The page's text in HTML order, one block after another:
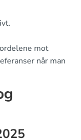
mot
når man